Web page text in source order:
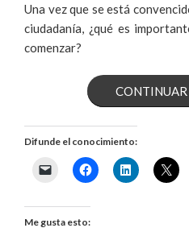
Una vez que se está
ciudadanía, ¿qué es
comenzar?
Difunde el conocimiento:
Me gusta esto: